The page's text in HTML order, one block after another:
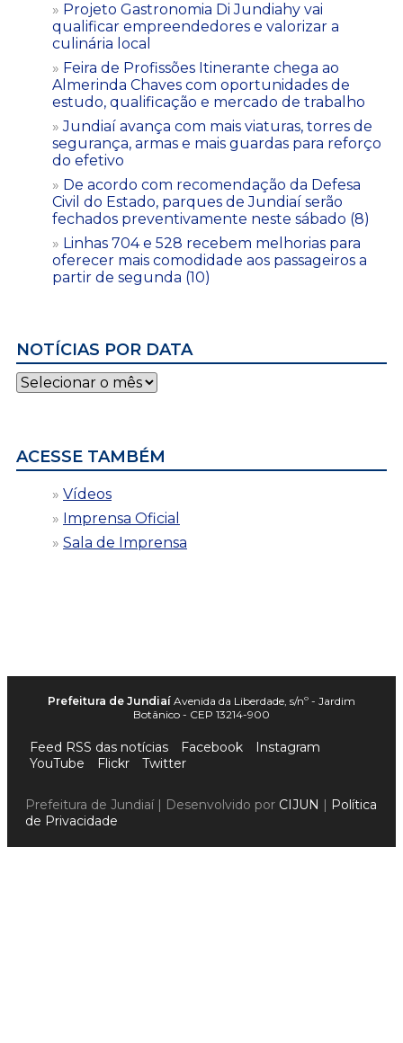
Projeto Gastronomia Di Jundiahy vai
qualificar empreendedores e valorizar a
culinária local
Feira de Profissões Itinerante chega ao
Almerinda Chaves com oportunidades de
estudo, qualificação e mercado de trabalho
Jundiaí avança com mais viaturas, torres de
segurança, armas e mais guardas para reforço
do efetivo
De acordo com recomendação da Defesa
Civil do Estado, parques de Jundiaí serão
fechados preventivamente neste sábado (8)
Linhas 704 e 528 recebem melhorias para
oferecer mais comodidade aos passageiros a
partir de segunda (10)
NOTÍCIAS POR DATA
Notícias
por
ACESSE TAMBÉM
Vídeos
Imprensa Oficial
Sala de Imprensa
Prefeitura de Jundiaí Avenida da Liberdade, s/nº - Jardim
Botânico - CEP 13214-900
Feed RSS das notícias Facebook
Instagram
YouTube
Flickr Twitter
Prefeitura de Jundiaí | Desenvolvido por CIJUN | Política
de Privacidade